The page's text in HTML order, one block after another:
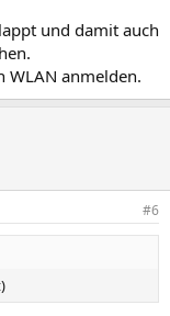
und damit auch
WLAN anmelden.
#6